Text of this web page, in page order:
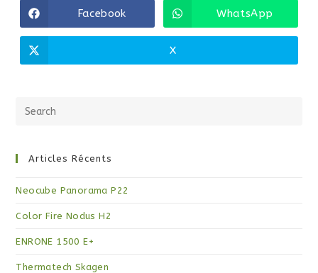
Facebook WhatsApp
X
Articles Récents
Neocube Panorama P22
Color Fire Nodus H2
ENRONE 1500 E+
Thermatech Skagen